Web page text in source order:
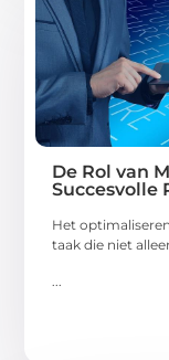
De Rol van
Succesvolle
Het
taak die niet